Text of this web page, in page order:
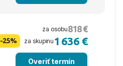
za osobu818 €
-25% za skupinu 1 636 €
Overiť termín